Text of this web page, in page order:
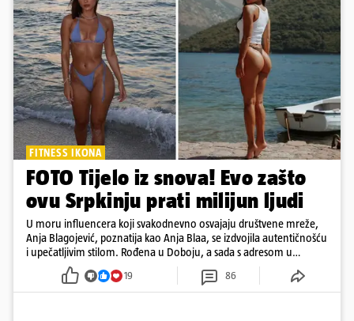
FITNESS IKONA
FOTO Tijelo iz snova! Evo zašto
ovu Srpkinju prati milijun ljudi
U moru influencera koji svakodnevno osvajaju društvene mreže,
Anja Blagojević, poznatija kao Anja Blaa, se izdvojila autentičnošću
i upečatljivim stilom. Rođena u Doboju, a sada s adresom u
Dubaiju, Anja je spoj glamura, discipline i mladenačke energije
19 86